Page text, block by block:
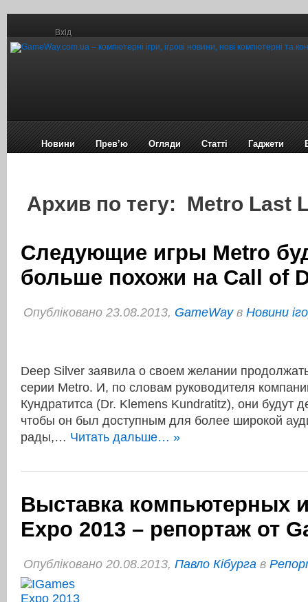
Вхід
Новини Прев’ю Огляди Статті Гаджети
Архив по тегу: Metro Last
Следующие игры Metro
больше похожи на Call of
Опубліковано 23.08.2013, GameWayв Новини
Deep Silver заявила о своем желании
серии Metro. И, по словам руководителя
Кундратитса (Dr. Klemens Kundratitz), они будут
чтобы он был доступным для более широкой
рады,… Читать дальше… »
Выставка компьютерных
Expo 2013 – репортаж от
Опубліковано 20.08.2013, Павло Кібурга в